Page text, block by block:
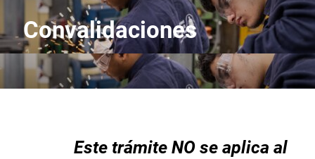
Convalidaciones
Este trámite NO se aplica al